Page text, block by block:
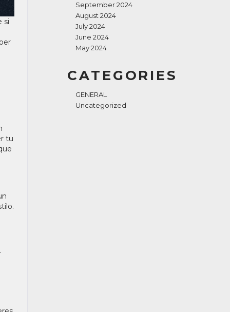
si
tu
September 2024
August 2024
July 2024
June 2024
May 2024
CATEGORIES
GENERAL
Uncategorized